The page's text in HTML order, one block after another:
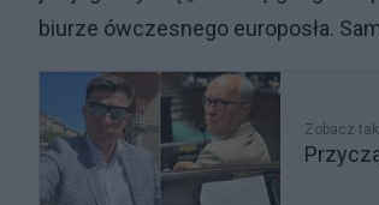
biurze ówczesnego europosła.
Zobacz